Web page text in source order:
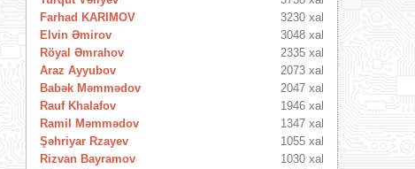
Farhad KARIMOV
3230 xal
Elvin Əmirov
3048 xal
Röyal Əmrahov
2335 xal
Araz Ayyubov
2073 xal
Babək Məmmədov
2047 xal
Rauf Khalafov
1946 xal
Ramil Məmmədov
1347 xal
Şəhriyar Rzayev
1055 xal
Rizvan Bayramov
1030 xal